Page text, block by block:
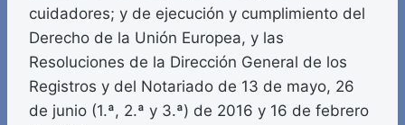
cuidadores; y de ejecución y cumplimiento del
Derecho de la Unión Europea, y las
Resoluciones de la Dirección General de los
Registros y del Notariado de 13 de mayo, 26
de junio (1.ª, 2.ª y 3.ª) de 2016 y 16 de febrero